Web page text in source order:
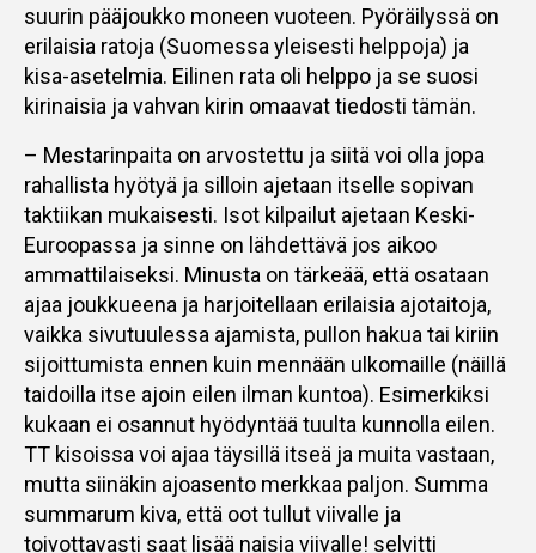
suurin pääjoukko moneen vuoteen. Pyöräilyssä on
erilaisia ratoja (Suomessa yleisesti helppoja) ja
kisa-asetelmia. Eilinen rata oli helppo ja se suosi
kirinaisia ja vahvan kirin omaavat tiedosti tämän.
– Mestarinpaita on arvostettu ja siitä voi olla jopa
rahallista hyötyä ja silloin ajetaan itselle sopivan
taktiikan mukaisesti. Isot kilpailut ajetaan Keski-
Euroopassa ja sinne on lähdettävä jos aikoo
ammattilaiseksi. Minusta on tärkeää, että osataan
ajaa joukkueena ja harjoitellaan erilaisia ajotaitoja,
vaikka sivutuulessa ajamista, pullon hakua tai kiriin
sijoittumista ennen kuin mennään ulkomaille (näillä
taidoilla itse ajoin eilen ilman kuntoa). Esimerkiksi
kukaan ei osannut hyödyntää tuulta kunnolla eilen.
TT kisoissa voi ajaa täysillä itseä ja muita vastaan,
mutta siinäkin ajoasento merkkaa paljon. Summa
summarum kiva, että oot tullut viivalle ja
toivottavasti saat lisää naisia viivalle! selvitti